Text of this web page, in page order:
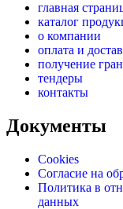
главная
каталог
о компании
оплата и
получение
тендеры
контакты
Документы
Cookies
Согласие на
Политика в
данных